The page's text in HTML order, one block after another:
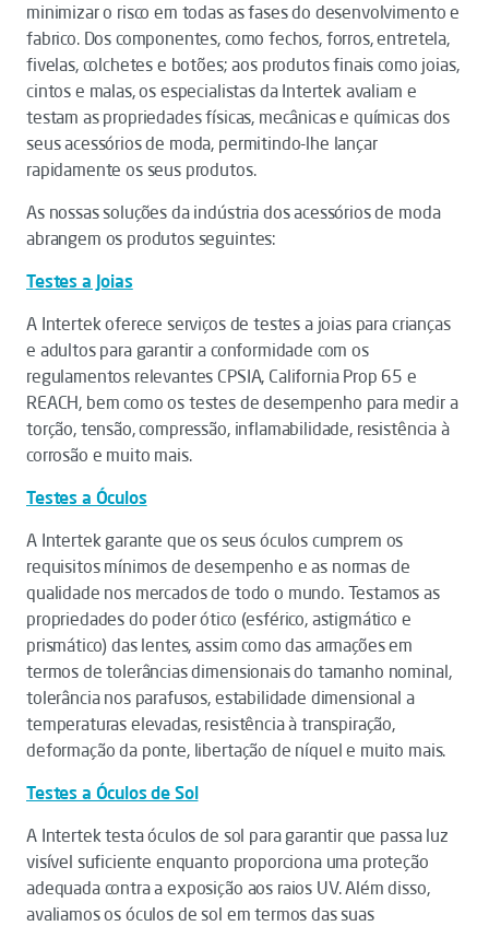
minimizar o risco em todas as fases do desenvolvimento e
fabrico. Dos componentes, como fechos, forros, entretela,
fivelas, colchetes e botões; aos produtos finais como joias,
cintos e malas, os especialistas da Intertek avaliam e
testam as propriedades físicas, mecânicas e químicas dos
seus acessórios de moda, permitindo-lhe lançar
rapidamente os seus produtos.
As nossas soluções da indústria dos acessórios de moda
abrangem os produtos seguintes:
Testes a Joias
A Intertek oferece serviços de testes a joias para crianças
e adultos para garantir a conformidade com os
regulamentos relevantes CPSIA, California Prop 65 e
REACH, bem como os testes de desempenho para medir a
torção, tensão, compressão, inflamabilidade, resistência à
corrosão e muito mais.
Testes a Óculos
A Intertek garante que os seus óculos cumprem os
requisitos mínimos de desempenho e as normas de
qualidade nos mercados de todo o mundo. Testamos as
propriedades do poder ótico (esférico, astigmático e
prismático) das lentes, assim como das armações em
termos de tolerâncias dimensionais do tamanho nominal,
tolerância nos parafusos, estabilidade dimensional a
temperaturas elevadas, resistência à transpiração,
deformação da ponte, libertação de níquel e muito mais.
Testes a Óculos de Sol
A Intertek testa óculos de sol para garantir que passa luz
visível suficiente enquanto proporciona uma proteção
adequada contra a exposição aos raios UV. Além disso,
avaliamos os óculos de sol em termos das suas